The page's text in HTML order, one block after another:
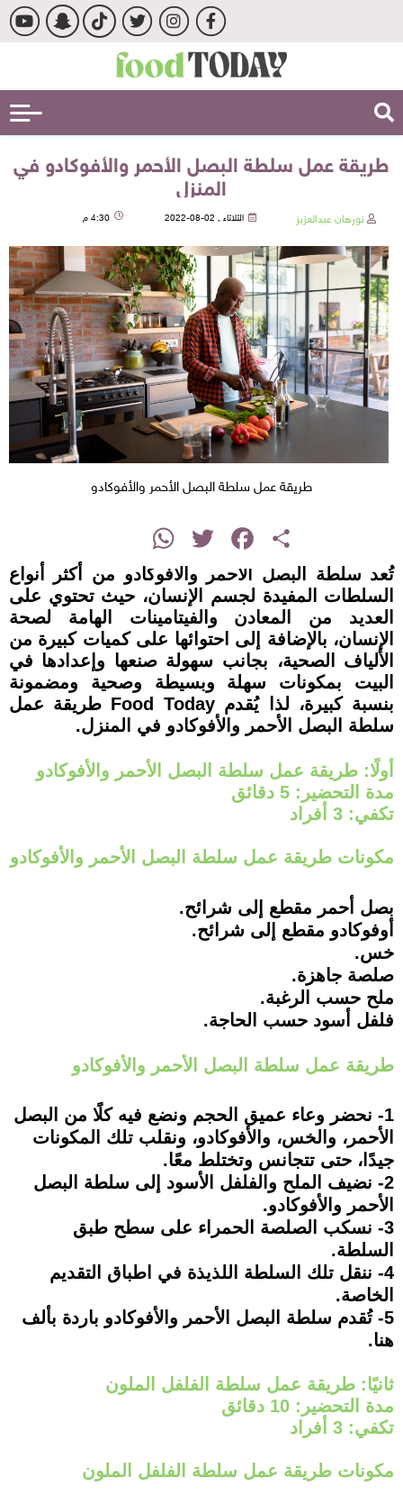
طريقة عمل سلطة البصل الأحمر والأفوكادو في
المنزل
نورهان عبدالعزيز الثلاثاء , 02-08-2022 4:30 م
طريقة عمل سلطة البصل الأحمر والأفوكادو
Share
Facebook
Twitter
WhatsApp
تُعد سلطة البصل الأحمر والأفوكادو من أكثر أنواع
السلطات المفيدة لجسم الإنسان، حيث تحتوي على
العديد من المعادن والفيتامينات الهامة لصحة
الإنسان، بالإضافة إلى احتوائها على كميات كبيرة من
الألياف الصحية، بجانب سهولة صنعها وإعدادها في
البيت بمكونات سهلة وبسيطة وصحية ومضمونة
بنسبة كبيرة، لذا يُقدم Food Today طريقة عمل
سلطة البصل الأحمر والأفوكادو في المنزل.
أولًا: طريقة عمل سلطة البصل الأحمر والأفوكادو
مدة التحضير: 5 دقائق
تكفي: 3 أفراد
مكونات طريقة عمل سلطة البصل الأحمر والأفوكادو
بصل أحمر مقطع إلى شرائح.
أوفوكادو مقطع إلى شرائح.
خس.
صلصة جاهزة.
ملح حسب الرغبة.
فلفل أسود حسب الحاجة.
طريقة عمل سلطة البصل الأحمر والأفوكادو
1- نحضر وعاء عميق الحجم ونضع فيه كلًا من البصل
الأحمر، والخس، والأفوكادو، ونقلب تلك المكونات
جيدًا، حتى تتجانس وتختلط معًا.
2- نضيف الملح والفلفل الأسود إلى سلطة البصل
الأحمر والأفوكادو.
3- نسكب الصلصة الحمراء على سطح طبق
السلطة.
4- ننقل تلك السلطة اللذيذة في اطباق التقديم
الخاصة.
5- تُقدم سلطة البصل الأحمر والأفوكادو باردة بألف
هنا.
ثانيًا: طريقة عمل سلطة الفلفل الملون
مدة التحضير: 10 دقائق
تكفي: 3 أفراد
مكونات طريقة عمل سلطة الفلفل الملون